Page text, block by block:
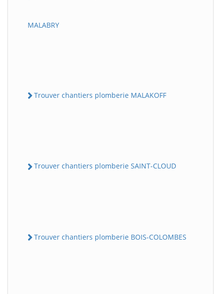
MALABRY
Trouver chantiers plomberie MALAKOFF
Trouver chantiers plomberie SAINT-CLOUD
Trouver chantiers plomberie BOIS-COLOMBES